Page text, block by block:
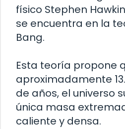
físico Stephen
se encuentra en la
Bang.
Esta teoría propone
aproximadamente
de años, el universo
única masa
caliente y densa.